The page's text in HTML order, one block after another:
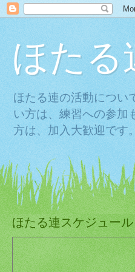
ほたる
ほたる連の活動につい
い方は、練習への参加
方は、加入大歓迎です
ほたる連スケジュール